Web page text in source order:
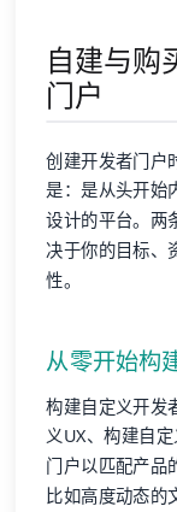
自建与购
门户
创建开发者门户
是：是从头开始
设计的平台。两
决于你的目标、
性。
从零开始构
构建自定义开发
义UX、构建自
门户以匹配产品
比如高度动态的